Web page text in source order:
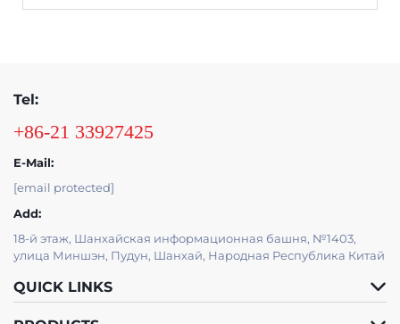
Tel:
+86-21 33927425
E-Mail:
[email protected]
Add:
18-й этаж, Шанхайская информационная башня, №1403,
улица Миншэн, Пудун, Шанхай, Народная Республика Китай
QUICK LINKS